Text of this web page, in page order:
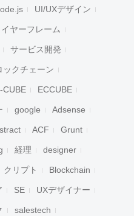
UI/UXデザイン
イヤーフレーム
サービス開発
ックチェーン
CUBE ECCUBE
google Adsense
ACF Grunt
経理 designer
クリプト Blockchain
SE UXデザイナー
salestech